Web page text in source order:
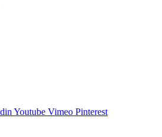
Youtube Vimeo Pinterest